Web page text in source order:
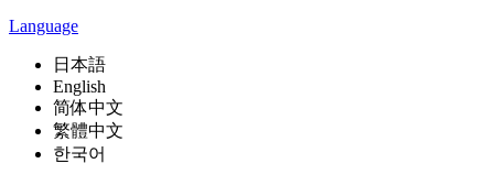
Language
日本語
English
简体中文
繁體中文
한국어